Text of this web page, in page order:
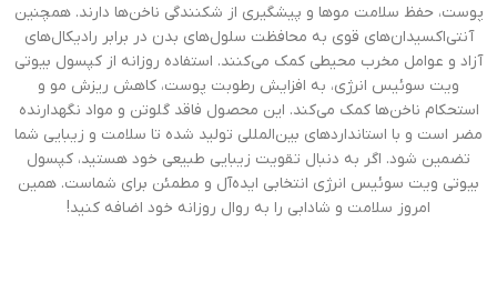
پوست، حفظ سلامت موها و پیشگیری از شکنندگی ناخن‌ها دارند. همچنین
آنتی‌اکسیدان‌های قوی به محافظت سلول‌های بدن در برابر رادیکال‌های
آزاد و عوامل مخرب محیطی کمک می‌کنند. استفاده روزانه از کپسول بیوتی
ویت سوئیس انرژی، به افزایش رطوبت پوست، کاهش ریزش مو و
استحکام ناخن‌ها کمک می‌کند. این محصول فاقد گلوتن و مواد نگهدارنده
مضر است و با استانداردهای بین‌المللی تولید شده تا سلامت و زیبایی شما
تضمین شود. اگر به دنبال تقویت زیبایی طبیعی خود هستید، کپسول
بیوتی ویت سوئیس انرژی انتخابی ایده‌آل و مطمئن برای شماست. همین
امروز سلامت و شادابی را به روال روزانه خود اضافه کنید!